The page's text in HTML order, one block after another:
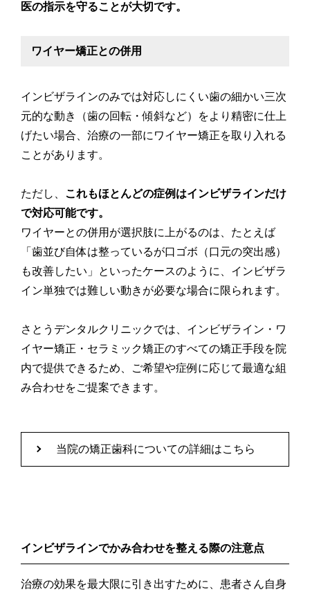
医の指示を守ることが大切です。
ワイヤー矯正との併用
インビザラインのみでは対応しにくい歯の細かい三次
元的な動き（歯の回転・傾斜など）をより精密に仕上
げたい場合、治療の一部にワイヤー矯正を取り入れる
ことがあります。
ただし、 これもほとんどの症例はインビザラインだけ
で対応可能です。
ワイヤーとの併用が選択肢に上がるのは、たとえば
「歯並び自体は整っているが口ゴボ（口元の突出感）
も改善したい」といったケースのように、インビザラ
イン単独では難しい動きが必要な場合に限られます。
さとうデンタルクリニックでは、インビザライン・ワ
イヤー矯正・セラミック矯正のすべての矯正手段を院
内で提供できるため、ご希望や症例に応じて最適な組
み合わせをご提案できます。
当院の矯正歯科についての詳細はこちら
インビザラインでかみ合わせを整える際の注意点
治療の効果を最大限に引き出すために、患者さん自身